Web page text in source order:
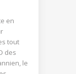
en
tout
des
le